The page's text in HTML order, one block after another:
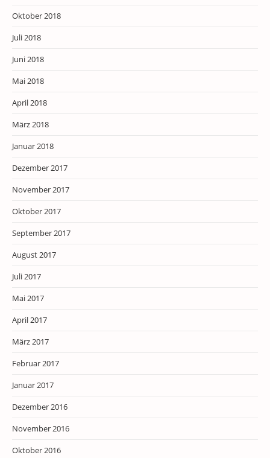
Oktober 2018
Juli 2018
Juni 2018
Mai 2018
April 2018
März 2018
Januar 2018
Dezember 2017
November 2017
Oktober 2017
September 2017
August 2017
Juli 2017
Mai 2017
April 2017
März 2017
Februar 2017
Januar 2017
Dezember 2016
November 2016
Oktober 2016